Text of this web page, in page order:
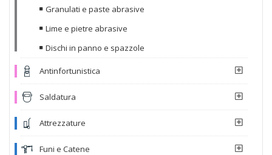
Granulati e paste abrasive
Lime e pietre abrasive
Dischi in panno e spazzole
Antinfortunistica
Saldatura
Attrezzature
Funi e Catene